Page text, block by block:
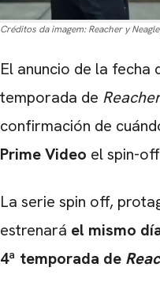
Créditos da imagem: Reacher y
El anuncio de la fecha
temporada de Reacher
confirmación de
Prime Video el spin-off
La serie spin off,
estrenará el mismo
4ª temporada de